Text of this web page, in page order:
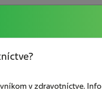
v zdravotníctve.